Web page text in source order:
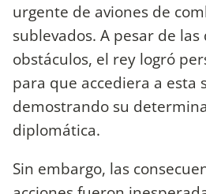
urgente de aviones de
sublevados. A pesar de
obstáculos, el rey logró
para que accediera a esta
demostrando su
diplomática.
Sin embargo, las